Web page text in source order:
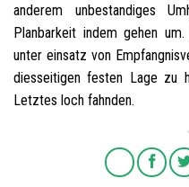
anderem unbestandiges
Planbarkeit indem gehen
unter einsatz von
diesseitigen festen Lage zu
Letztes loch fahnden.